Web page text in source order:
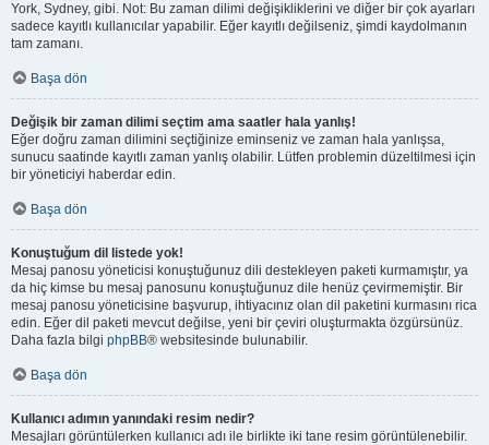
York, Sydney, gibi. Not: Bu zaman dilimi değişikliklerini ve diğer bir çok ayarları
sadece kayıtlı kullanıcılar yapabilir. Eğer kayıtlı değilseniz, şimdi kaydolmanın
tam zamanı.
Başa dön
Değişik bir zaman dilimi seçtim ama saatler hala yanlış!
Eğer doğru zaman dilimini seçtiğinize eminseniz ve zaman hala yanlışsa,
sunucu saatinde kayıtlı zaman yanlış olabilir. Lütfen problemin düzeltilmesi için
bir yöneticiyi haberdar edin.
Başa dön
Konuştuğum dil listede yok!
Mesaj panosu yöneticisi konuştuğunuz dili destekleyen paketi kurmamıştır, ya
da hiç kimse bu mesaj panosunu konuştuğunuz dile henüz çevirmemiştir. Bir
mesaj panosu yöneticisine başvurup, ihtiyacınız olan dil paketini kurmasını rica
edin. Eğer dil paketi mevcut değilse, yeni bir çeviri oluşturmakta özgürsünüz.
Daha fazla bilgi phpBB® websitesinde bulunabilir.
Başa dön
Kullanıcı adımın yanındaki resim nedir?
Mesajları görüntülerken kullanıcı adı ile birlikte iki tane resim görüntülenebilir.